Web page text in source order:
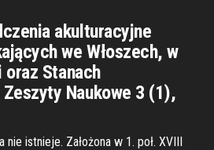
akulturacyjne
we Włoszech, w
Stanach
Naukowe 3 (1),
istnieje. Założona w 1. poł. XVIII